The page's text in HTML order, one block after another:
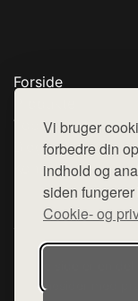
Vi bruger
forbedre din
indhold og
siden
Cookie- og
Forside
Top Rabatter
Blog
Kontakt
Denne side er en
hjemmesider med